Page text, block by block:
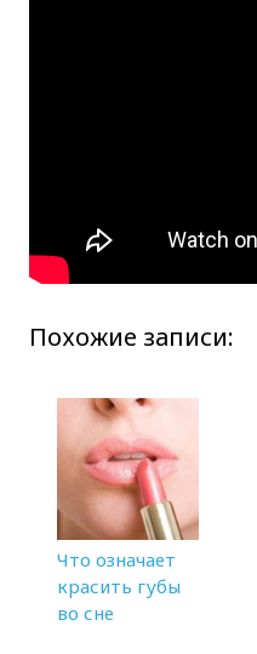
Похожие записи:
Что означает
красить губы
во сне